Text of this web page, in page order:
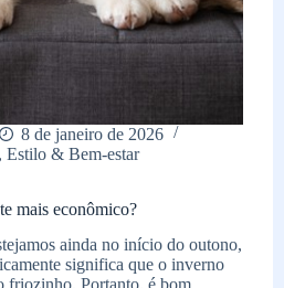
8 de janeiro de 2026
, Estilo & Bem-estar
mais econômico?
ainda no início do outono,
significa que o inverno